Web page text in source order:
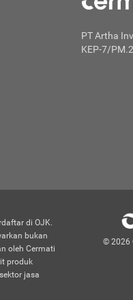
PT Artha
KEP-7/
di OJK.
bukan
oleh Cermati
produk
jasa
© 2026